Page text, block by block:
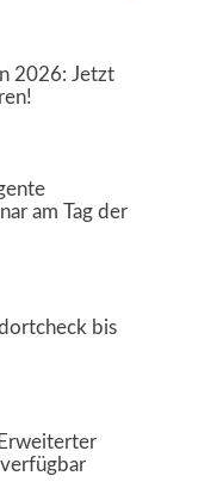
2026: Jetzt
am Tag der
bis